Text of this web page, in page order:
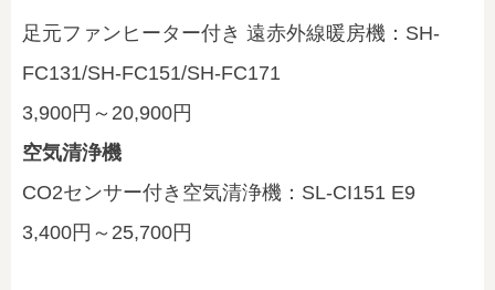
足元ファンヒーター付き 遠赤外線暖房機：SH-
FC131/SH-FC151/SH-FC171
3,900円～20,900円
空気清浄機
CO2センサー付き空気清浄機：SL-CI151 E9
3,400円～25,700円